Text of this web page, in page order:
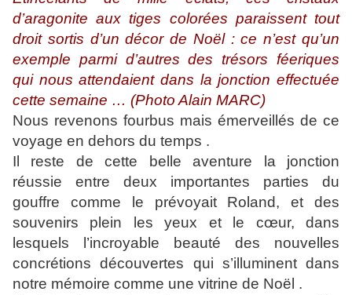
d’aragonite aux tiges colorées paraissent tout
droit sortis d’un décor de Noël : ce n’est qu’un
exemple parmi d’autres des trésors féeriques
qui nous attendaient dans la jonction effectuée
cette semaine … (Photo Alain MARC)
Nous revenons fourbus mais émerveillés de ce
voyage en dehors du temps .
Il reste de cette belle aventure la jonction
réussie entre deux importantes parties du
gouffre comme le prévoyait Roland, et des
souvenirs plein les yeux et le cœur, dans
lesquels l’incroyable beauté des nouvelles
concrétions découvertes qui s’illuminent dans
notre mémoire comme une vitrine de Noël .